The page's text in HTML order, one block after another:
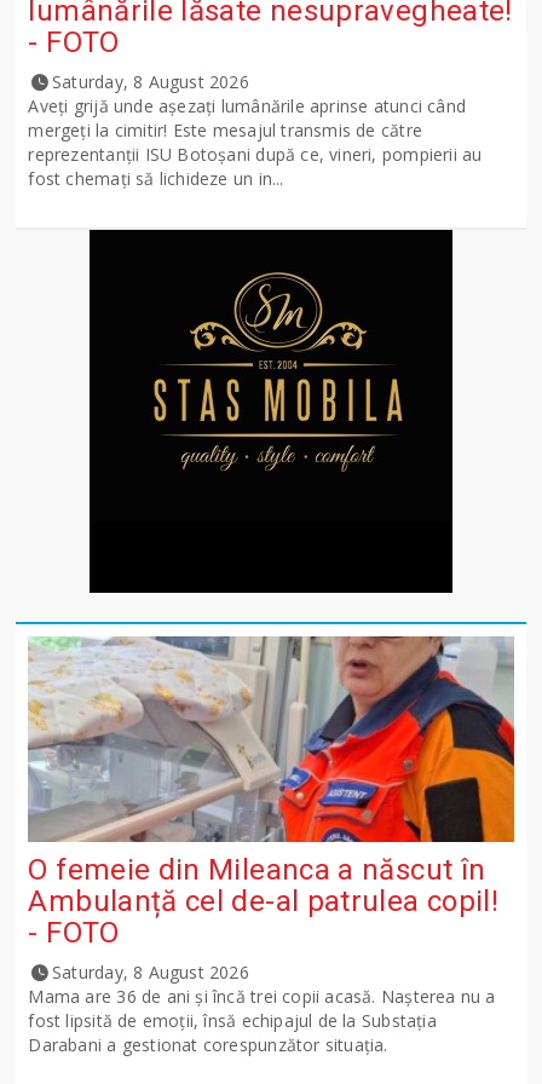
lumânările lăsate nesupravegheate!
- FOTO
Saturday, 8 August 2026
Aveți grijă unde așezați lumânările aprinse atunci când
mergeți la cimitir! Este mesajul transmis de către
reprezentanții ISU Botoșani după ce, vineri, pompierii au
fost chemați să lichideze un in...
O femeie din Mileanca a născut în
Ambulanță cel de-al patrulea copil!
- FOTO
Saturday, 8 August 2026
Mama are 36 de ani și încă trei copii acasă. Nașterea nu a
fost lipsită de emoții, însă echipajul de la Substația
Darabani a gestionat corespunzător situația.